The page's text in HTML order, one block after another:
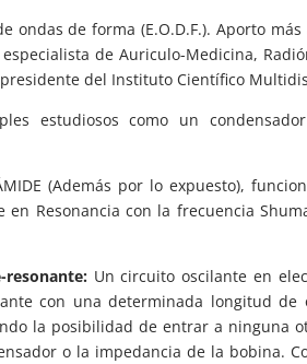
de forma (E.O.D.F.). Aporto
de Auriculo-Medicina,
del Instituto Científico
estudiosos como un
(Además por lo expuesto),
Resonancia con la frecuencia
Un circuito oscilante en
con una determinada longitud de
la posibilidad de entrar a ninguna
o la impedancia de la bobina.